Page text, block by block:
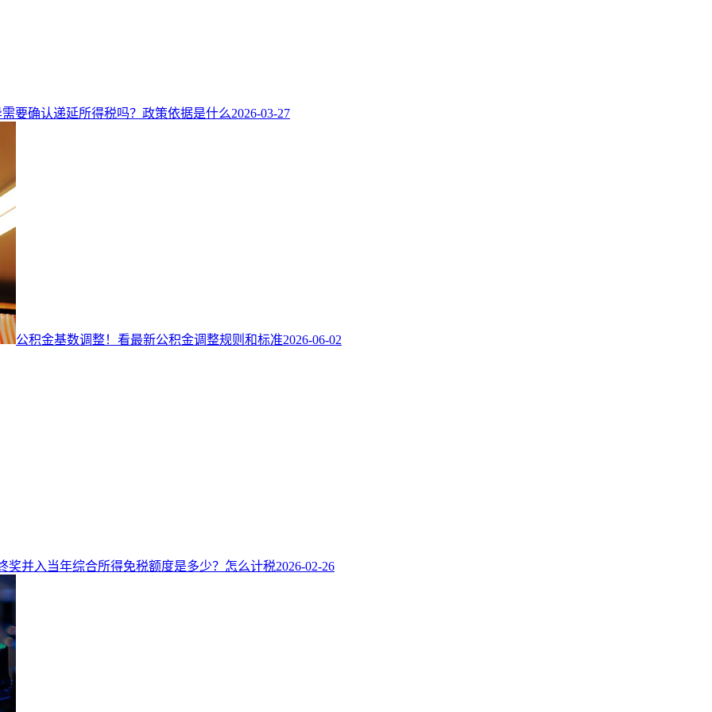
要确认递延所得税吗？政策依据是什么2026-03-27
公积金基数调整！看最新公积金调整规则和标准2026-06-02
奖并入当年综合所得免税额度是多少？怎么计税2026-02-26